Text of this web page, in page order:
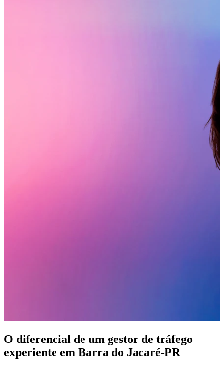
O diferencial de um gestor de tráfego
experiente em Barra do Jacaré-PR